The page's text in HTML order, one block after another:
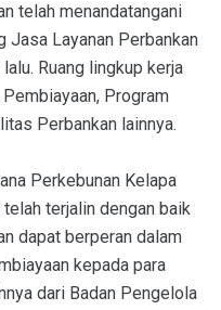
telah menandatangani
Jasa Layanan Perbankan
Ruang lingkup kerja
Program
Perbankan lainnya.
Perkebunan Kelapa
terjalin dengan baik
dapat berperan dalam
kepada para
dari Badan Pengelola